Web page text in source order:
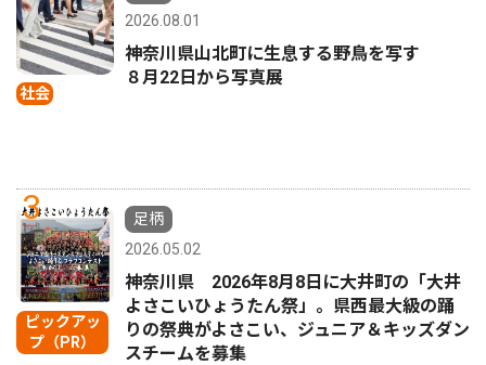
社会
2026.08.01
神奈川県山北町に生息する野鳥を写す
８月22日から写真展
3
ピックアッ
プ（PR）
足柄
2026.05.02
神奈川県 2026年8月8日に大井町の「大井
よさこいひょうたん祭」。県西最大級の踊
りの祭典がよさこい、ジュニア＆キッズダン
スチームを募集